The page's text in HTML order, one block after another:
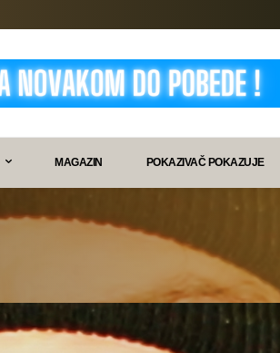
MAGAZIN POKAZIVAČ POKAZUJE